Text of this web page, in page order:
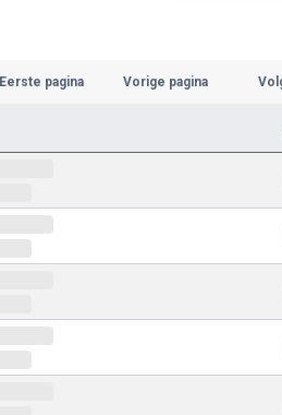
Eerste pagina Vorige pagina